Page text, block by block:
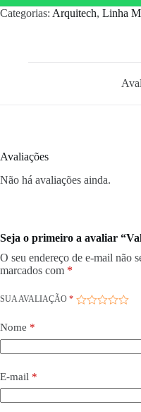
Categorias: Arquitech, Linha
Avaliações
Não há avaliações ainda.
Seja o primeiro a avaliar
O seu endereço de e-mail não
marcados com *
SUA AVALIAÇÃO *
Nome *
E-mail *